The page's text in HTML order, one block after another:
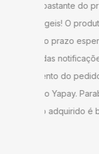
entrega!
ambiente
estar.